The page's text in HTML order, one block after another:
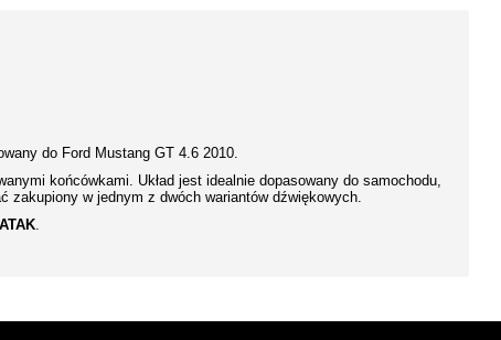
do Ford Mustang GT 4.6 2010.
końcówkami. Układ jest idealnie dopasowany do samochodu,
w jednym z dwóch wariantów dźwiękowych.
ATAK.